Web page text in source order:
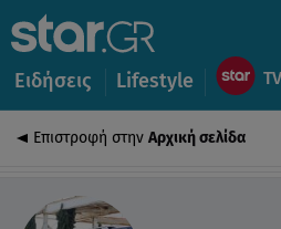
Ειδήσεις Lifestyle
Επιστροφή στην Αρχική σελίδα